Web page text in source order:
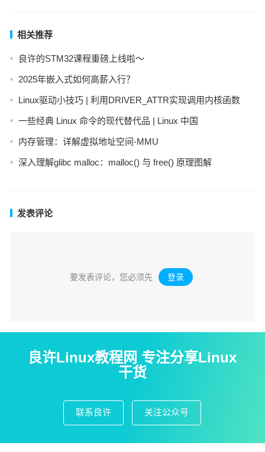
相关推荐
良许的STM32课程重磅上线啦～
2025年嵌入式如何高薪入行？
Linux驱动小技巧 | 利用DRIVER_ATTR实现调用内核函数
一些经典 Linux 命令的现代替代品 | Linux 中国
内存管理：详解虚拟地址空间-MMU
深入理解glibc malloc：malloc() 与 free() 原理图解
发表评论
要发表评论，您必须先 登录 。
良许Linux教程网 专注分享Linux
干货
联系良许 关注公众号